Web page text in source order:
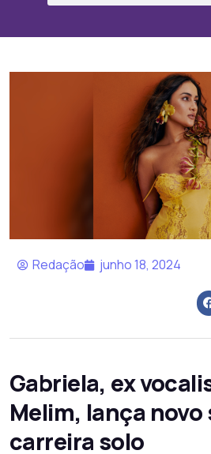
Redação junho 18, 2024
Gabriela, ex
Melim, lança novo
carreira solo